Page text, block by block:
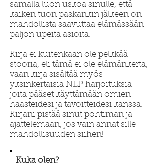
samalla luon uskoa sinulle, että
kaiken tuon paskankin jälkeen on
mahdollista saavuttaa elämässään
paljon upeita asioita.
Kirja ei kuitenkaan ole pelkkää
stooria, eli tämä ei ole elämänkerta,
vaan kirja sisältää myös
yksinkertaisia NLP harjoituksia
joita pääset käyttämään omien
haasteidesi ja tavoitteidesi kanssa.
Kirjani pistää sinut pohtiman ja
ajattelemaan, jos vain annat sille
mahdollisuuden siihen!
Kuka olen?